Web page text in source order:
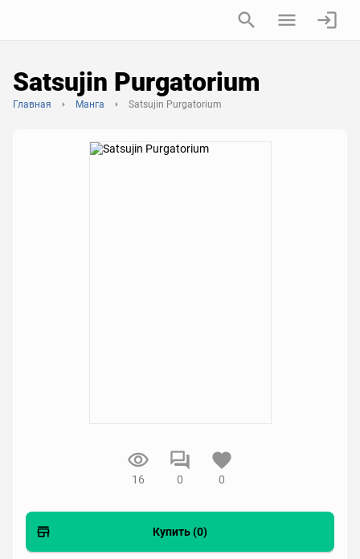
Satsujin Purgatorium
Главная Манга Satsujin Purgatorium
16 0 0
Купить (0)